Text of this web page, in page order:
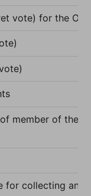
vote) for the
member of the
for collecting and